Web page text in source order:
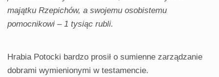
majątku Rzepichów, a swojemu osobistemu
pomocnikowi – 1 tysiąc rubli.
Hrabia Potocki bardzo prosił o sumienne zarządzanie
dobrami wymienionymi w testamencie.